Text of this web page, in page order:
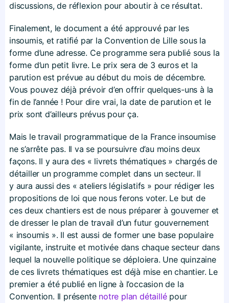
discussions, de réflexion pour aboutir à ce résultat.
Finalement, le document a été approuvé par les
insoumis, et ratifié par la Convention de Lille sous la
forme d’une adresse. Ce programme sera publié sous la
forme d’un petit livre. Le prix sera de 3 euros et la
parution est prévue au début du mois de décembre.
Vous pouvez déjà prévoir d’en offrir quelques-uns à la
fin de l’année ! Pour dire vrai, la date de parution et le
prix sont d’ailleurs prévus pour ça.
Mais le travail programmatique de la France insoumise
ne s’arrête pas. Il va se poursuivre d’au moins deux
façons. Il y aura des « livrets thématiques » chargés de
détailler un programme complet dans un secteur. Il
y aura aussi des « ateliers législatifs » pour rédiger les
propositions de loi que nous ferons voter. Le but de
ces deux chantiers est de nous préparer à gouverner et
de dresser le plan de travail d’un futur gouvernement
« insoumis ». Il est aussi de former une base populaire
vigilante, instruite et motivée dans chaque secteur dans
lequel la nouvelle politique se déploiera. Une quinzaine
de ces livrets thématiques est déjà mise en chantier. Le
premier a été publié en ligne à l’occasion de la
Convention. Il présente notre plan détaillépour